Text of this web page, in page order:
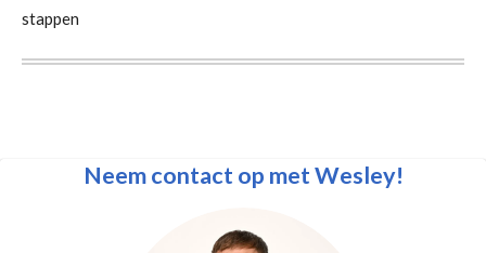
stappen
Neem contact op met Wesley!